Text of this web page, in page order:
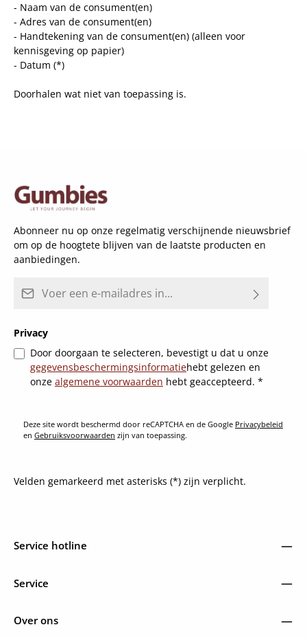
- Naam van de consument(en)
- Adres van de consument(en)
- Handtekening van de consument(en) (alleen voor
kennisgeving op papier)
- Datum (*)
Doorhalen wat niet van toepassing is.
Abonneer nu op onze regelmatig verschijnende nieuwsbrief
om op de hoogtete blijven van de laatste producten en
aanbiedingen.
Privacy
Door doorgaan te selecteren, bevestigt u dat u onze
gegevensbeschermingsinformatiehebt gelezen en
onze algemene voorwaarden hebt geaccepteerd. *
Deze site wordt beschermd door reCAPTCHA en de Google Privacybeleid
en Gebruiksvoorwaarden zijn van toepassing.
Velden gemarkeerd met asterisks (*) zijn verplicht.
Service hotline
Service
Over ons